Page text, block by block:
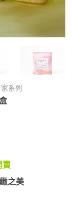
系列
賣
之美